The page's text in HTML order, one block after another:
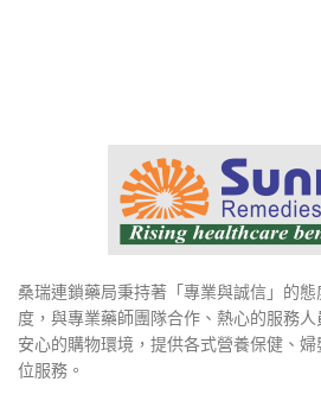
桑瑞連鎖藥局秉持著「專業與誠信」的
度，與專業藥師團隊合作、熱心的服務
安心的購物環境，提供各式營養保健、
位服務。